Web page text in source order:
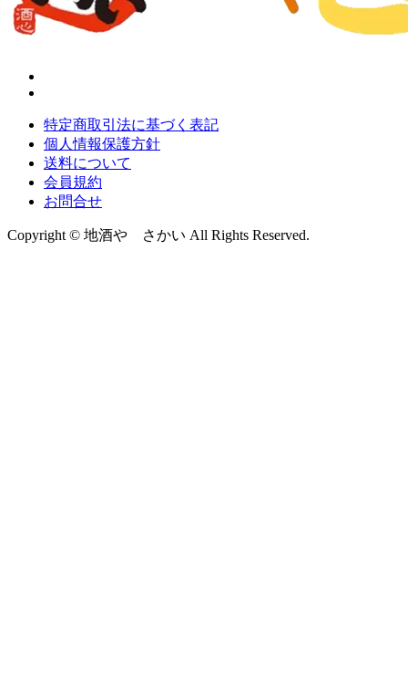
特定商取引法に基づく表記
個人情報保護方針
送料について
会員規約
お問合せ
Copyright © 地酒や さかい All Rights Reserved.